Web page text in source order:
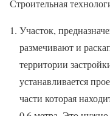
Строительная
Участок,
размечивают и
территории
устанавливается
части которая